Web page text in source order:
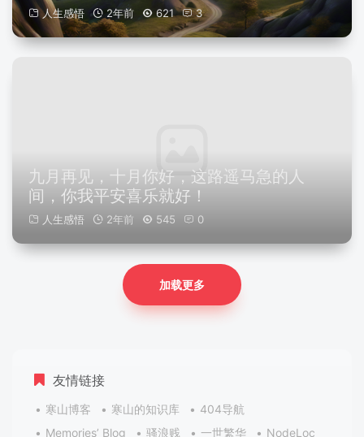
人生感悟 2年前 621 3
九月再见，十月你好，这路遥马急的人
间，你我平安喜乐就好！
人生感悟 2年前 545 0
加载更多
友情链接
寒山博客 寒山的知识库
404导航
Memories’ Blog
骚浪贱 一世繁华 NodeLoc